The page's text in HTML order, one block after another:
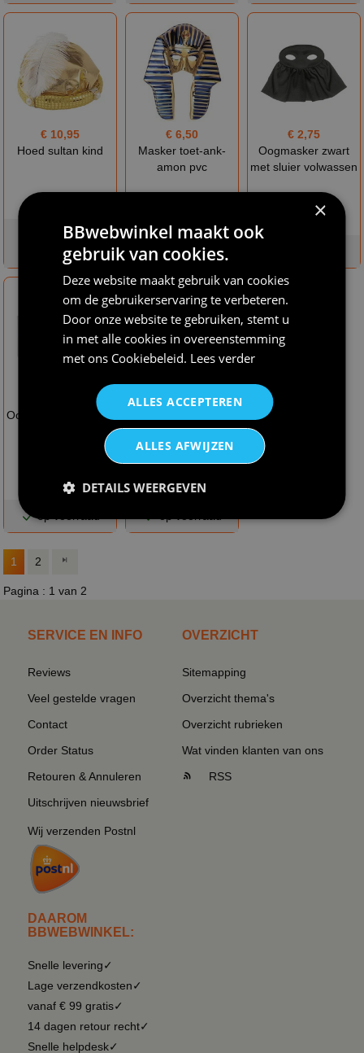
€ 10,95
Hoed sultan kind
niet op
voorraad
€ 6,50
Masker toet-ank-
amon pvc
op voorraad
€ 2,75
Oogmasker zwart
met sluier volwassen
Oogwimpers metallic
op voorraad
€ 45,95
prins kostuum man
1 2
Pagina : 1 van 2
SERVICE EN INFO
Reviews
Veel gestelde vragen
Contact
Order Status
Retouren & Annuleren
Uitschrijven nieuwsbrief
Wij verzenden Postnl
DAAROM
BBWEBWINKEL:
Snelle levering✓
Lage verzendkosten✓
vanaf € 99 gratis✓
14 dagen retour recht✓
Snelle helpdesk✓
OVERZICHT
Sitemapping
Overzicht thema's
Overzicht rubrieken
Wat vinden klanten van ons
RSS
×
BBwebwinkel maakt ook
gebruik van cookies.
Deze website maakt gebruik van cookies
om de gebruikerservaring te verbeteren.
Door onze website te gebruiken, stemt u
in met alle cookies in overeenstemming
met ons Cookiebeleid. Lees verder
ALLES ACCEPTEREN
ALLES AFWIJZEN
DETAILS WEERGEVEN